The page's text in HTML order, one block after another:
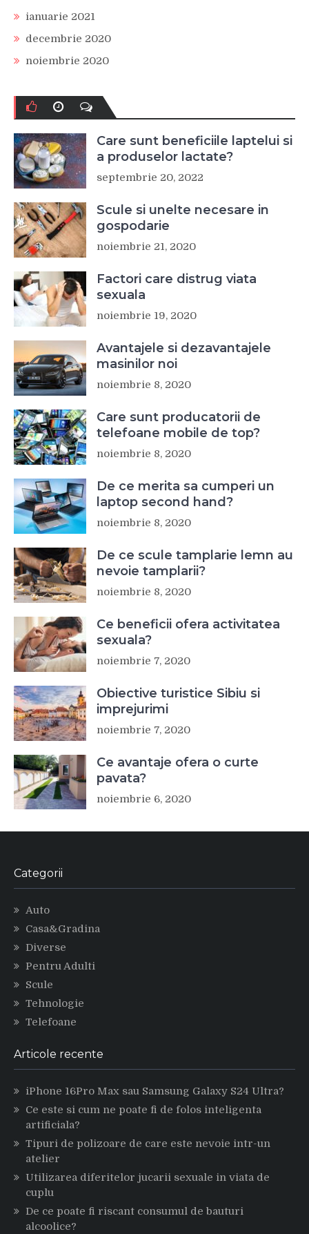
ianuarie 2021
decembrie 2020
noiembrie 2020
Care sunt beneficiile laptelui si
a produselor lactate?
septembrie 20, 2022
Scule si unelte necesare in
gospodarie
noiembrie 21, 2020
Factori care distrug viata
sexuala
noiembrie 19, 2020
Avantajele si dezavantajele
masinilor noi
noiembrie 8, 2020
Care sunt producatorii de
telefoane mobile de top?
noiembrie 8, 2020
De ce merita sa cumperi un
laptop second hand?
noiembrie 8, 2020
De ce scule tamplarie lemn au
nevoie tamplarii?
noiembrie 8, 2020
Ce beneficii ofera activitatea
sexuala?
noiembrie 7, 2020
Obiective turistice Sibiu si
imprejurimi
noiembrie 7, 2020
Ce avantaje ofera o curte
pavata?
noiembrie 6, 2020
Categorii
Auto
Casa&Gradina
Diverse
Pentru Adulti
Scule
Tehnologie
Telefoane
Articole recente
iPhone 16Pro Max sau Samsung Galaxy S24 Ultra?
Ce este si cum ne poate fi de folos inteligenta
artificiala?
Tipuri de polizoare de care este nevoie intr-un
atelier
Utilizarea diferitelor jucarii sexuale in viata de
cuplu
De ce poate fi riscant consumul de bauturi
alcoolice?